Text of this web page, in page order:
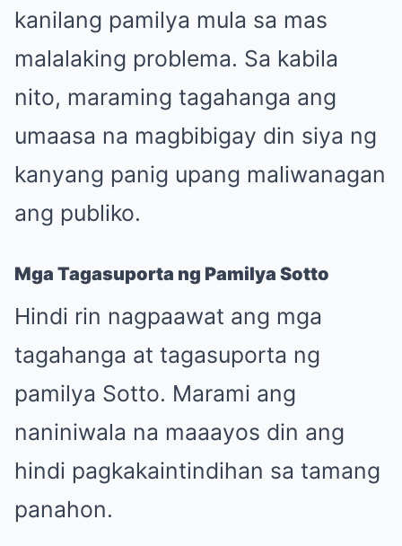
kanilang pamilya mula sa mas
malalaking problema. Sa kabila
nito, maraming tagahanga ang
umaasa na magbibigay din siya ng
kanyang panig upang maliwanagan
ang publiko.
Mga Tagasuporta ng Pamilya Sotto
Hindi rin nagpaawat ang mga
tagahanga at tagasuporta ng
pamilya Sotto. Marami ang
naniniwala na maaayos din ang
hindi pagkakaintindihan sa tamang
panahon.